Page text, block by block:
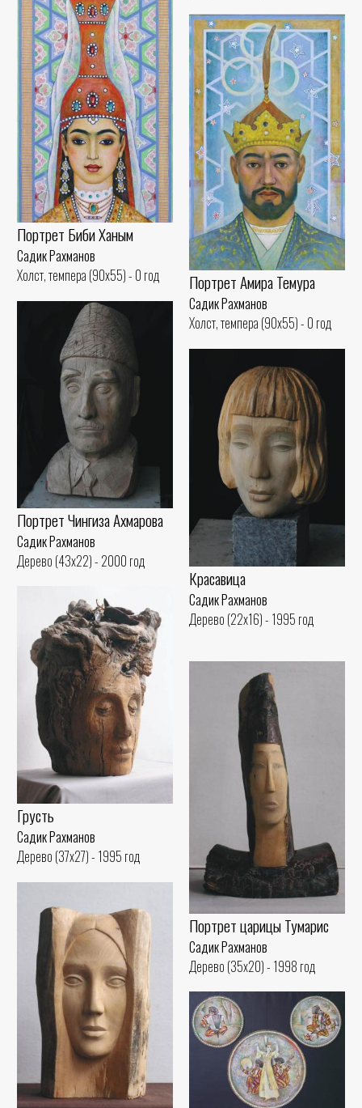
Портрет Биби Ханым
Садик Рахманов
Холст, темпера (90x55) - 0 год
Портрет Амира Темура
Садик Рахманов
Холст, темпера (90x55) - 0 год
Портрет Чингиза Ахмарова
Садик Рахманов
Дерево (43x22) - 2000 год
Красавица
Садик Рахманов
Дерево (22x16) - 1995 год
Грусть
Садик Рахманов
Дерево (37x27) - 1995 год
Портрет царицы Тумарис
Садик Рахманов
Дерево (35x20) - 1998 год